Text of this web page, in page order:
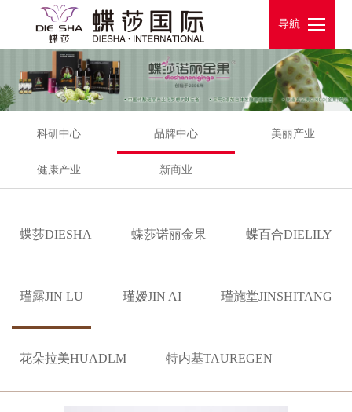
导航
导航
科研中心 品牌中心 美丽产业
健康产业 新商业
蝶莎DIESHA 蝶莎诺丽金果 蝶百合DIELILY
瑾露JIN LU 瑾嫒JIN AI 瑾施堂JINSHITANG
花朵拉美HUADLM 特内基TAUREGEN